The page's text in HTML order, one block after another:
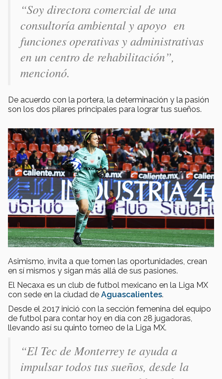
“Soy directora comercial de una
consultoría ambiental y apoyo en
funciones operativas y administrativas
en un centro de rehabilitación”,
mencionó.
De acuerdo con la portera, la determinación y la pasión
son los dos pilares principales para lograr tus sueños.
Asimismo, invita a que tomen las oportunidades, crean
en sí mismos y sigan más allá de sus pasiones.
El Necaxa es un club de futbol mexicano en la Liga MX
con sede en la ciudad de Aguascalientes.
Desde el 2017 inició con la sección femenina del equipo
de futbol para contar hoy en día con 28 jugadoras,
llevando así su quinto torneo de la Liga MX.
“El Tec de Monterrey te ayuda a
impulsar todos tus sueños, desde la